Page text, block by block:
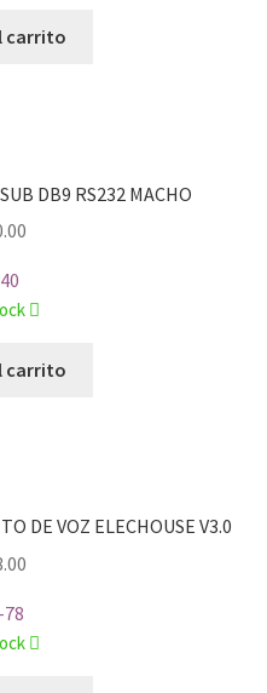
carrito
DB9 RS232 MACHO
carrito
DE VOZ ELECHOUSE V3.0